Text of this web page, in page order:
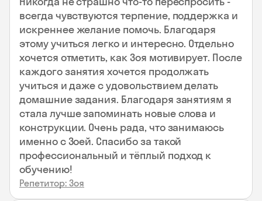
всегда чувствуются терпение, поддержка и
искреннее желание помочь. Благодаря
этому учиться легко и интересно. Отдельно
хочется отметить, как Зоя мотивирует. После
каждого занятия хочется продолжать
учиться и даже с удовольствием делать
домашние задания. Благодаря занятиям я
стала лучше запоминать новые слова и
конструкции. Очень рада, что занимаюсь
именно с Зоей. Спасибо за такой
профессиональный и тёплый подход к
обучению!
Репетитор: Зоя